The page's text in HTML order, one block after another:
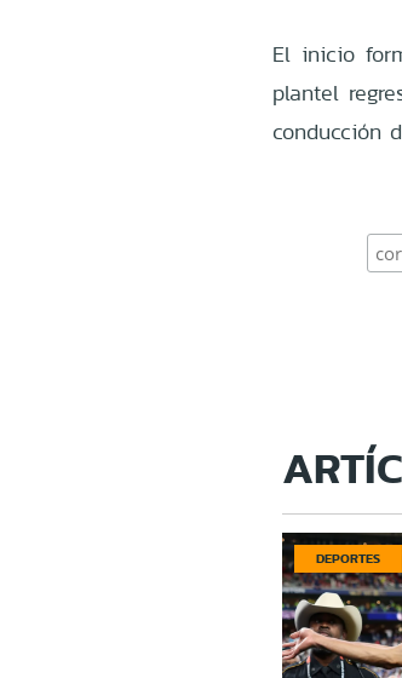
El inicio
plantel
conducción
DEPORTES